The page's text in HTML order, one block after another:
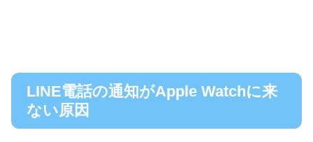
LINE電話の通知がApple Watchに来
ない原因